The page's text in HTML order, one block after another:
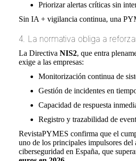
Priorizar alertas críticas sin
Sin IA + vigilancia continua, una
4. La normativa obliga a
La Directiva NIS2, que entra
exige a las empresas:
Monitorización continua de
Gestión de incidentes en
Capacidad de respuesta
Registro y trazabilidad de
RevistaPYMES confirma que el
uno de los principales impulsores del
ciberseguridad en España, que